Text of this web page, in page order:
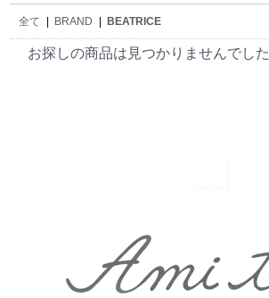
全て BRAND BEATRICE
お探しの商品は見つかりませんでした